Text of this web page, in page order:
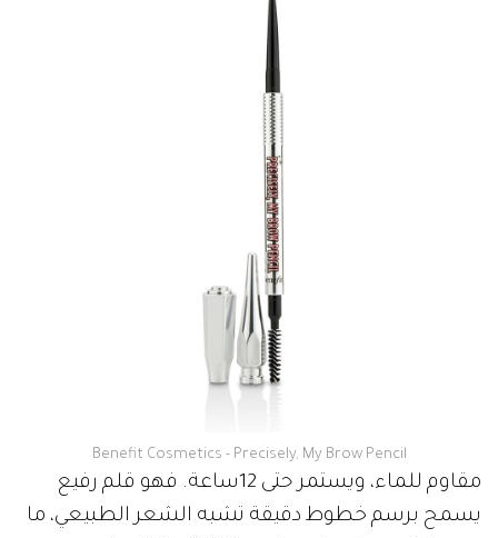
Benefit Cosmetics - Precisely, My Brow Pencil
مقاوم للماء، ويستمر حتى 12ساعة. فهو قلم رفيع
يسمح برسم خطوط دقيقة تشبه الشعر الطبيعي، ما